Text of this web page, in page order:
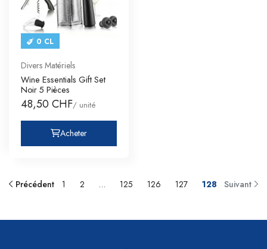
0 CL
Divers Matériels
Wine Essentials Gift Set
Noir 5 Pièces
48,50 CHF/ unité
Acheter
Précédent 1 2 … 125 126 127 128 Suivant